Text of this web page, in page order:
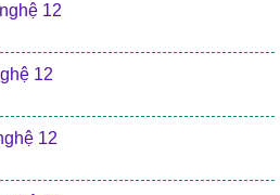
12
12
12